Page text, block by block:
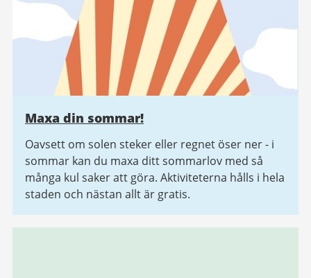
Maxa din sommar!
Oavsett om solen steker eller regnet öser ner - i
sommar kan du maxa ditt sommarlov med så
många kul saker att göra. Aktiviteterna hålls i hela
staden och nästan allt är gratis.